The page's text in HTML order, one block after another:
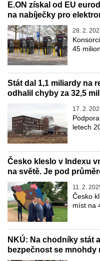
E.ON získal od EU
na nabíječky pro
28. 2.
45
Stát dal 1,1 miliardy na
odhalil chyby za 32,5
17. 2.
letech
Česko kleslo v Indexu
na světě. Je pod
11. 2.
Česko
míst na
NKÚ: Na chodníky stát
bezpečnost se mnohdy